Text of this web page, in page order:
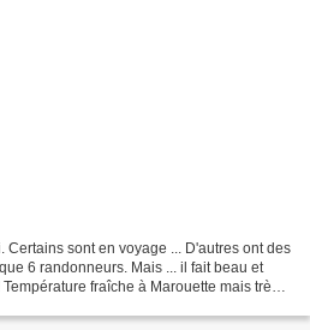
Certains sont en voyage ... D'autres ont des
6 randonneurs. Mais ... il fait beau et
fraîche à Marouette mais très